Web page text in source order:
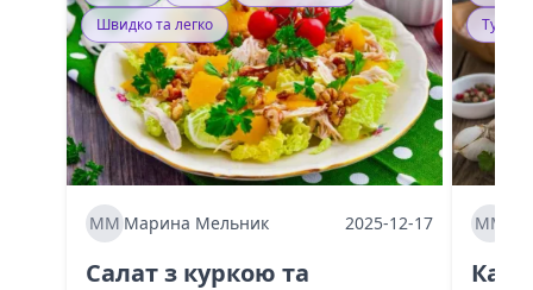
Швидко та легко
ММ Марина Мельник 2025-12-17
Салат з куркою та
ММ